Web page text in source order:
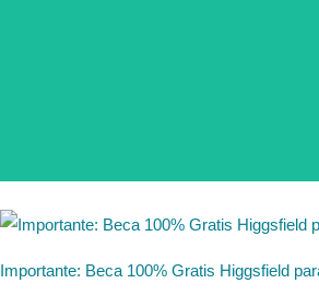
Importante: Beca 100% Gratis Higgsfield